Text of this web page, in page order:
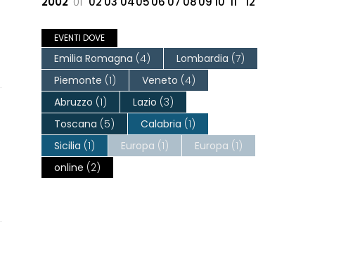
EVENTI DOVE
Emilia Romagna (4) Lombardia (7)
Piemonte (1) Veneto (4)
Abruzzo (1) Lazio (3)
Toscana (5) Calabria (1)
Sicilia (1) Europa (1) Europa (1)
online (2)